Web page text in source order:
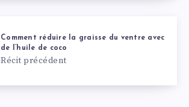
Comment réduire la graisse du ventre avec
de l’huile de coco
Récit précédent